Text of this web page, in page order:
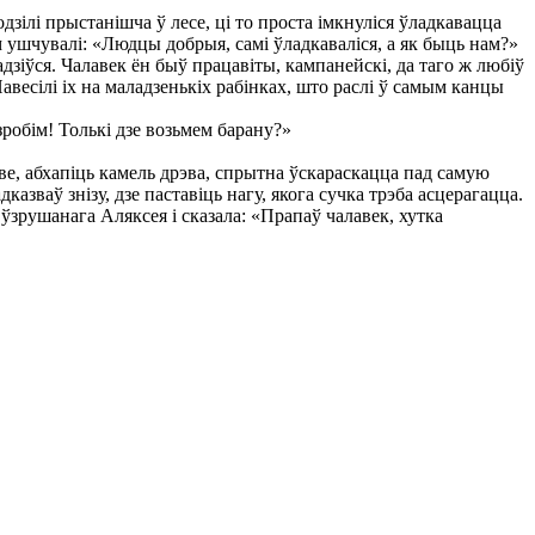
прыстанішча ў лесе, ці то проста імкнуліся ўладкавацца
«Людцы добрыя, самі ўладкаваліся, а як быць нам?»
Чалавек ён быў працавіты, кампанейскі, да таго ж любіў
іх на маладзенькіх рабінках, што раслі ў самым канцы
Толькі дзе возьмем барану?»
абхапіць камель дрэва, спрытна ўскараскацца пад самую
знізу, дзе паставіць нагу, якога сучка трэба асцерагацца.
Аляксея і сказала: «Прапаў чалавек, хутка